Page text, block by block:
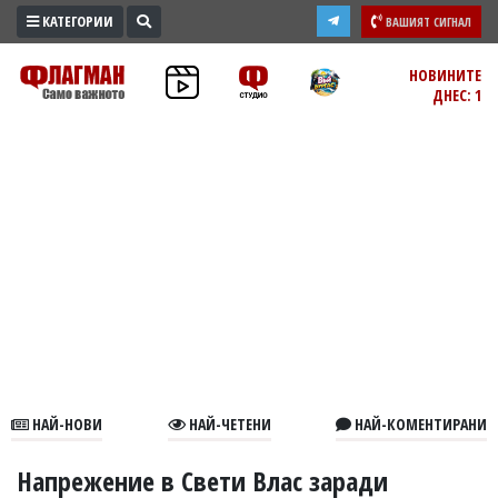
ПРОМО
ЗОНА
В
КАТЕГОРИИ ВАШИЯТ СИГНАЛ
НОВИНИТЕ
ДНЕС: 1
НАЙ-НОВИ НАЙ-ЧЕТЕНИ НАЙ-КОМЕНТИРАНИ
Напрежение в Свети Влас заради